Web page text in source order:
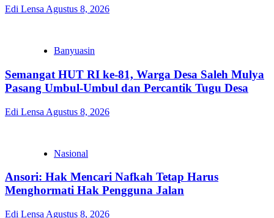
Edi Lensa Agustus 8, 2026
Banyuasin
Semangat HUT RI ke-81, Warga Desa Saleh Mulya
Pasang Umbul-Umbul dan Percantik Tugu Desa
Edi Lensa Agustus 8, 2026
Nasional
Ansori: Hak Mencari Nafkah Tetap Harus
Menghormati Hak Pengguna Jalan
Edi Lensa Agustus 8, 2026